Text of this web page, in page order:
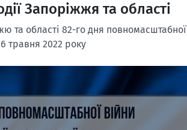
Запоріжжя та області
та області 82-го дня повномасштабної
травня 2022 року